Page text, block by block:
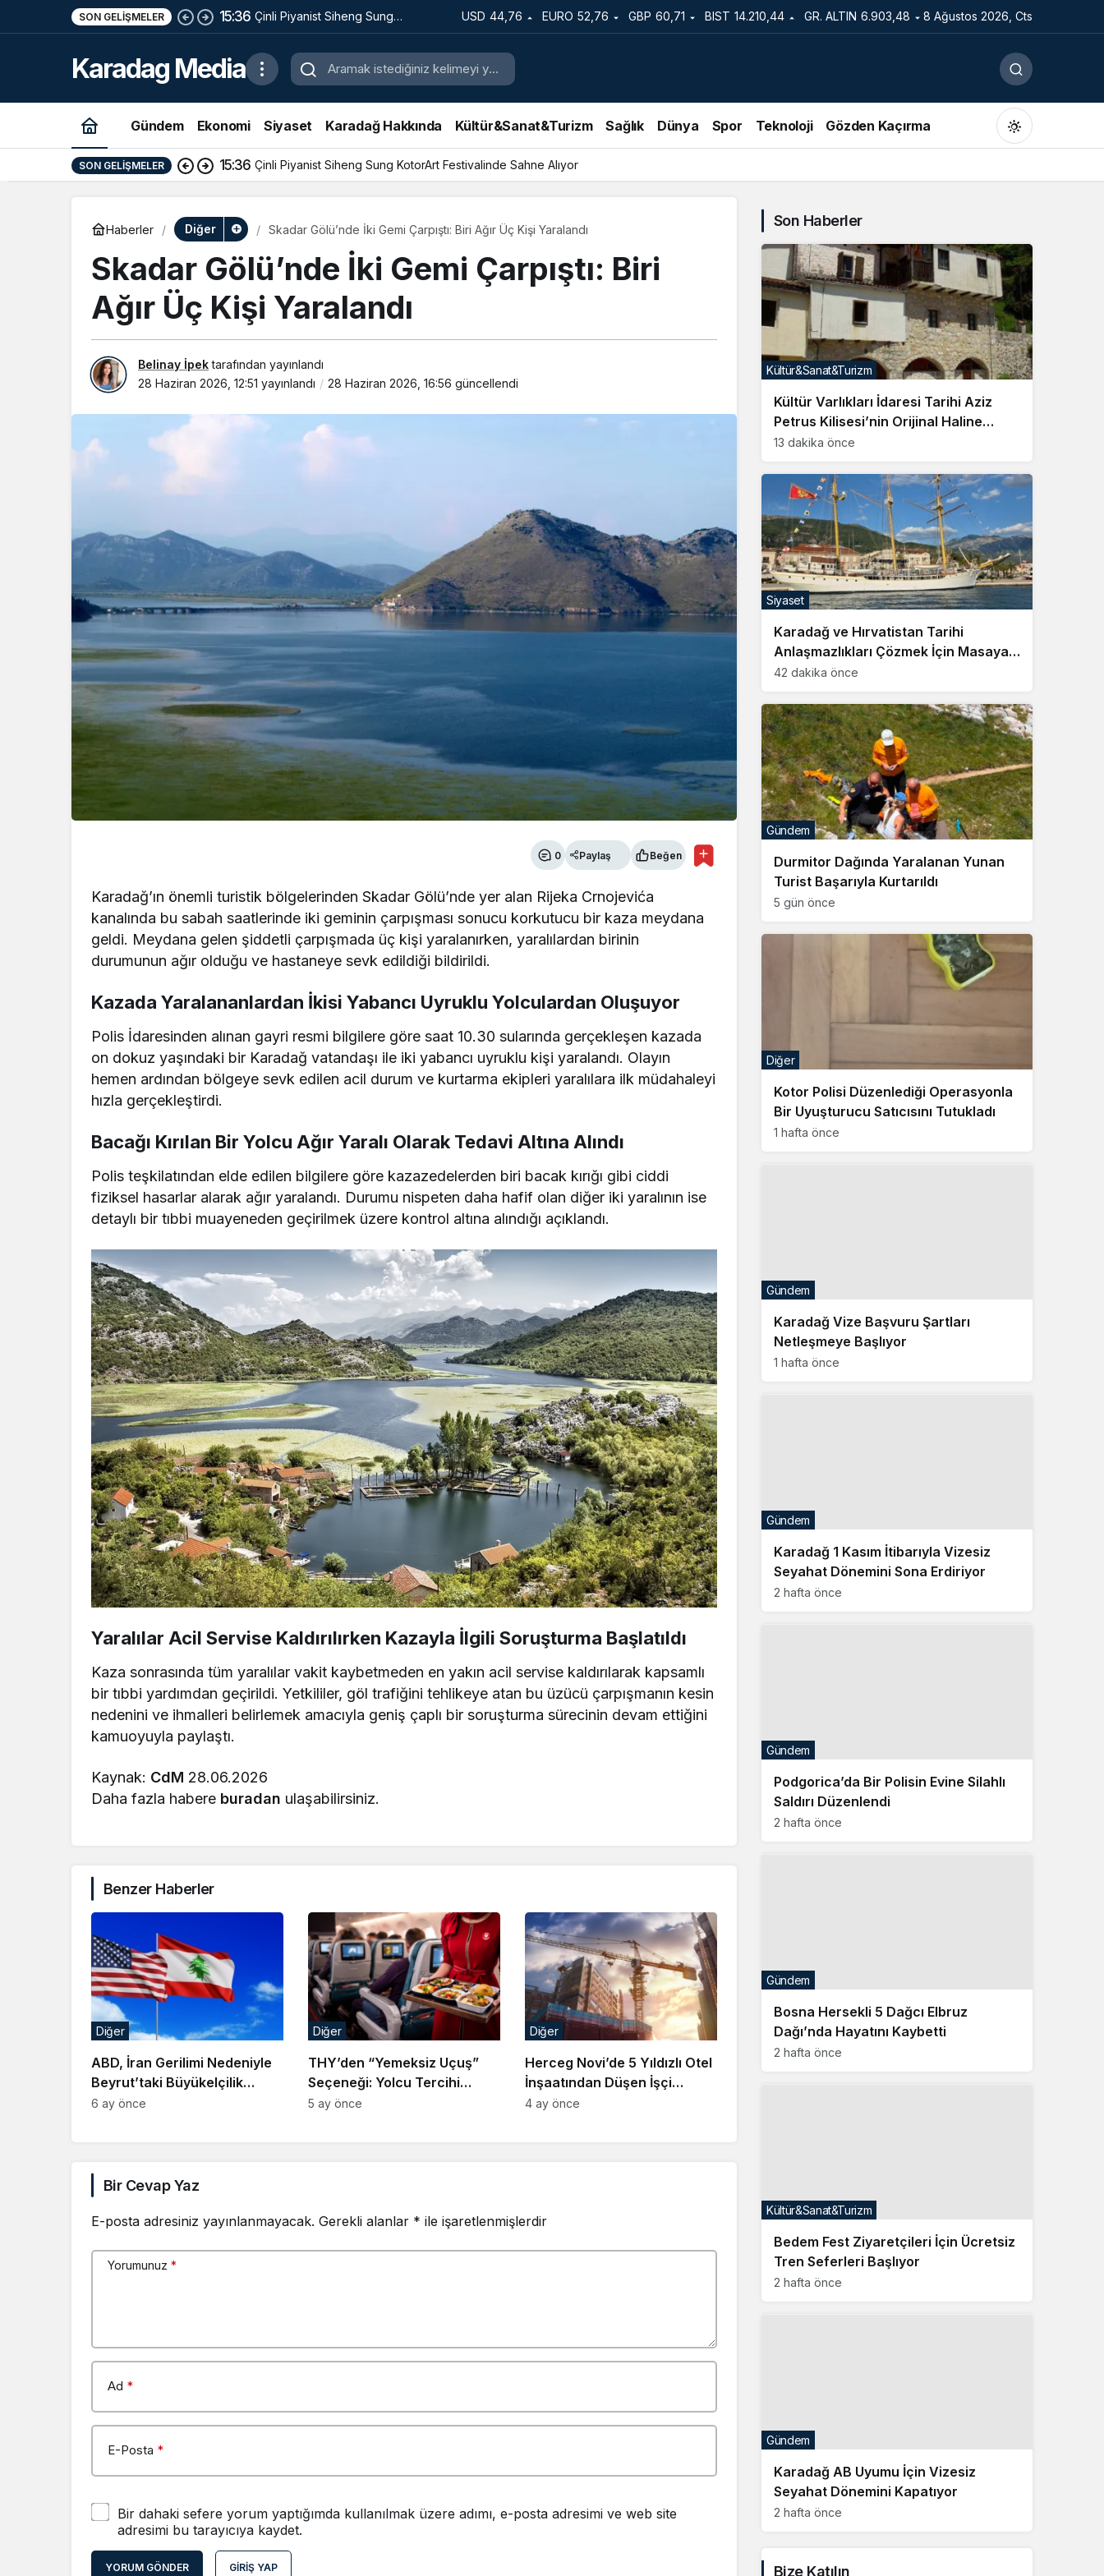
SON GELIŞMELER 15:36 Çinli Piyanist Siheng Sung
Alıyor
USD 44,76 EURO 52,76 GBP 60,71 BIST 14.210,44 GR. ALTIN 6.903,48 8 Ağustos 2026, Cts
Karadag Media
Gündem Ekonomi Siyaset Karadağ Hakkında Kültür&Sanat&Turizm Sağlık Dünya Spor Teknoloji Gözden Kaçırma
Gündüz Modu
Gündüz modunu seçin.
Gece Modu
Gece modunu seçin.
Sistem modunu seçin.
SON GELIŞMELER 15:36 Çinli Piyanist Siheng Sung KotorArt Festivalinde Sahne Alıyor
Haberler Diğer Skadar Gölü’nde İki Gemi Çarpıştı: Biri Ağır Üç Kişi Yaralandı
Skadar Gölü’nde İki Gemi Çarpıştı: Biri
Ağır Üç Kişi Yaralandı
Belinay İpektarafından yayınlandı
28 Haziran 2026, 12:51 yayınlandı 28 Haziran 2026, 16:56 güncellendi
0 Paylaş Beğen
Karadağ’ın önemli turistik bölgelerinden Skadar Gölü’nde yer alan Rijeka Crnojevića
kanalında bu sabah saatlerinde iki geminin çarpışması sonucu korkutucu bir kaza meydana
geldi. Meydana gelen şiddetli çarpışmada üç kişi yaralanırken, yaralılardan birinin
durumunun ağır olduğu ve hastaneye sevk edildiği bildirildi.
Kazada Yaralananlardan İkisi Yabancı Uyruklu Yolculardan Oluşuyor
Polis İdaresinden alınan gayri resmi bilgilere göre saat 10.30 sularında gerçekleşen kazada
on dokuz yaşındaki bir Karadağ vatandaşı ile iki yabancı uyruklu kişi yaralandı. Olayın
hemen ardından bölgeye sevk edilen acil durum ve kurtarma ekipleri yaralılara ilk müdahaleyi
hızla gerçekleştirdi.
Bacağı Kırılan Bir Yolcu Ağır Yaralı Olarak Tedavi Altına Alındı
Polis teşkilatından elde edilen bilgilere göre kazazedelerden biri bacak kırığı gibi ciddi
fiziksel hasarlar alarak ağır yaralandı. Durumu nispeten daha hafif olan diğer iki yaralının ise
detaylı bir tıbbi muayeneden geçirilmek üzere kontrol altına alındığı açıklandı.
Yaralılar Acil Servise Kaldırılırken Kazayla İlgili Soruşturma Başlatıldı
Kaza sonrasında tüm yaralılar vakit kaybetmeden en yakın acil servise kaldırılarak kapsamlı
bir tıbbi yardımdan geçirildi. Yetkililer, göl trafiğini tehlikeye atan bu üzücü çarpışmanın kesin
nedenini ve ihmalleri belirlemek amacıyla geniş çaplı bir soruşturma sürecinin devam ettiğini
kamuoyuyla paylaştı.
Kaynak: CdM 28.06.2026
Daha fazla habere buradan ulaşabilirsiniz.
Benzer Haberler
ABD, İran Gerilimi Nedeniyle
Beyrut’taki Büyükelçilik
Personelini Tahliye Etti
Diğer
6 ay önce
THY’den “Yemeksiz Uçuş”
Seçeneği: Yolcu Tercihi
Bağışa Dönüşecek
Diğer
5 ay önce
Herceg Novi’de 5 Yıldızlı Otel
İnşaatından Düşen İşçi
Hayatını Kaybetti
Diğer
4 ay önce
Bir Cevap Yaz
E-posta adresiniz yayınlanmayacak. Gerekli alanlar * ile işaretlenmişlerdir
Yorumunuz *
Ad *
E-Posta *
Bir dahaki sefere yorum yaptığımda kullanılmak üzere adımı, e-posta adresimi ve web site
adresimi bu tarayıcıya kaydet.
YORUM GÖNDER GIRIŞ YAP
Son Haberler
Kültür Varlıkları İdaresi Tarihi Aziz
Petrus Kilisesi’nin Orijinal Haline
Getirilmesini Emretti
13 dakika önce
Kültür&Sanat&Turizm
Karadağ ve Hırvatistan Tarihi
Anlaşmazlıkları Çözmek İçin Masaya
Oturuyor
42 dakika önce
Siyaset
Durmitor Dağında Yaralanan Yunan
Turist Başarıyla Kurtarıldı
5 gün önce
Gündem
Kotor Polisi Düzenlediği Operasyonla
Bir Uyuşturucu Satıcısını Tutukladı
1 hafta önce
Diğer
Karadağ Vize Başvuru Şartları
Netleşmeye Başlıyor
1 hafta önce
Gündem
Bize Katılın
Facebook Twitter